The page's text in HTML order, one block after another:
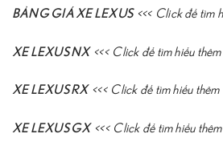
BẢNG GIÁ XE LEXUS <<< Click để tìm
XE LEXUS NX <<< Click để tìm hiểu thêm
XE LEXUS RX <<< Click để tìm hiểu thêm
XE LEXUS GX <<< Click để tìm hiểu thêm